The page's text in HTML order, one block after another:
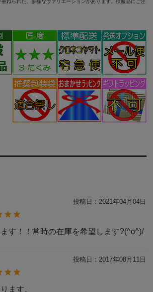
ねられた、 多様なヴァリエーションがあります。模倣品にご注
投稿日： 2021年04月04日
す！！常時の在庫を希望します?(^o^)/
投稿日： 2017年08月11日
ます。